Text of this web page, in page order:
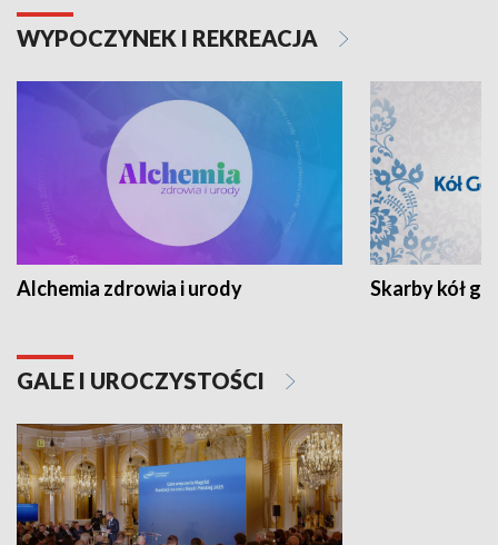
WYPOCZYNEK I REKREACJA
Alchemia zdrowia i urody Skarby kół
GALE I UROCZYSTOŚCI